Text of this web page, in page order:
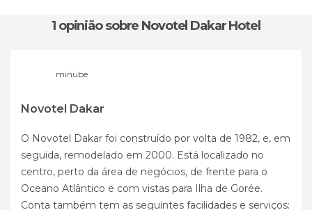
1 opiniãosobre Novotel Dakar Hotel
minube
Novotel Dakar
O Novotel Dakar foi construído por volta de 1982, e, em
seguida, remodelado em 2000. Está localizado no
centro, perto da área de negócios, de frente para o
Oceano Atlântico e com vistas para Ilha de Gorée.
Conta também tem as seguintes facilidades e serviços: